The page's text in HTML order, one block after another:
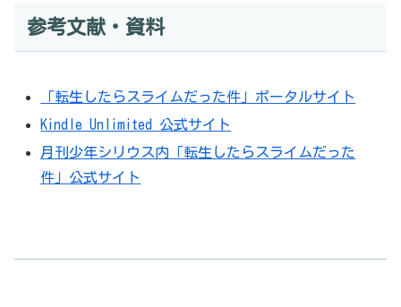
参考文献・資料
「転生したらスライムだった件」ポータルサイト
Kindle Unlimited 公式サイト
月刊少年シリウス内「転生したらスライムだった
件」公式サイト